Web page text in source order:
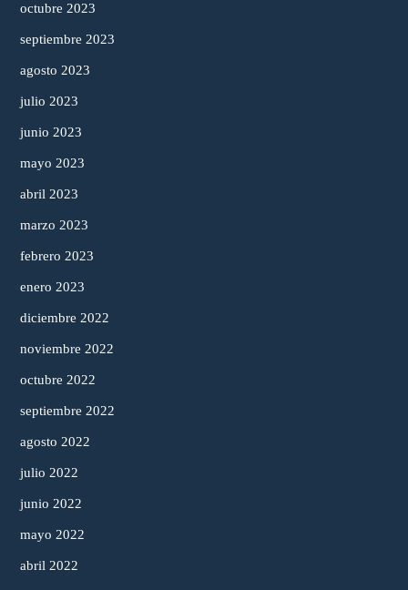
octubre 2023
septiembre 2023
agosto 2023
julio 2023
junio 2023
mayo 2023
abril 2023
marzo 2023
febrero 2023
enero 2023
diciembre 2022
noviembre 2022
octubre 2022
septiembre 2022
agosto 2022
julio 2022
junio 2022
mayo 2022
abril 2022